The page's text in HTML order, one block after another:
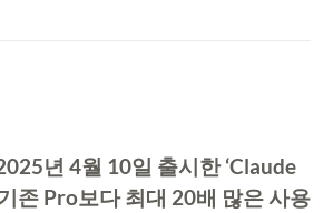
년 4월 10일 출시한 ‘Claude
존 Pro보다 최대 20배 많은 사용